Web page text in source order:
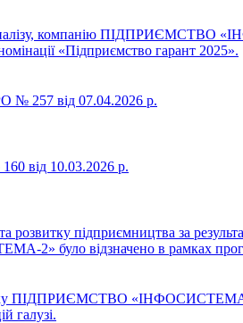
аналізу, компанію ПІДПРИЄМСТВО
«Підприємство гарант 2025».
№ 257 від 07.04.2026 р.
від 10.03.2026 р.
розвитку підприємництва за
2» було відзначено в рамках
року ПІДПРИЄМСТВО
галузі.